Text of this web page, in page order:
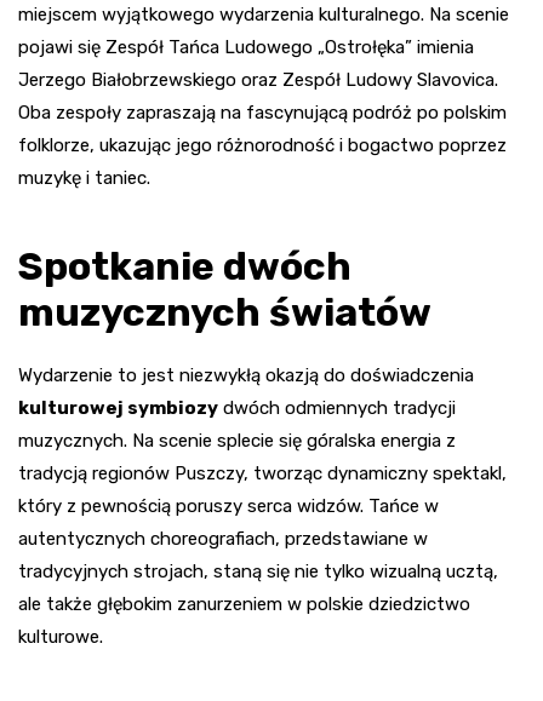
miejscem wyjątkowego wydarzenia kulturalnego. Na scenie
pojawi się Zespół Tańca Ludowego „Ostrołęka” imienia
Jerzego Białobrzewskiego oraz Zespół Ludowy Slavovica.
Oba zespoły zapraszają na fascynującą podróż po polskim
folklorze, ukazując jego różnorodność i bogactwo poprzez
muzykę i taniec.
Spotkanie dwóch
muzycznych światów
Wydarzenie to jest niezwykłą okazją do doświadczenia
kulturowej symbiozy dwóch odmiennych tradycji
muzycznych. Na scenie splecie się góralska energia z
tradycją regionów Puszczy, tworząc dynamiczny spektakl,
który z pewnością poruszy serca widzów. Tańce w
autentycznych choreografiach, przedstawiane w
tradycyjnych strojach, staną się nie tylko wizualną ucztą,
ale także głębokim zanurzeniem w polskie dziedzictwo
kulturowe.